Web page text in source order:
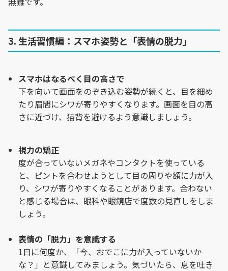
3. 生活習慣編：スマホ姿勢と「表情の脱力」
スマホはなるべく目の高さで
下を向いて画面をのぞき込む姿勢が続くと、目を細め
たり眉間にシワが寄りやすくなります。画面を目の高
さに近づけ、猫背を避けるよう意識しましょう。
視力の矯正
度が合っていないメガネやコンタクトを使っている
と、ピントを合わせようとして目の周りや額に力が入
り、シワが寄りやすくなることがあります。合わない
と感じる場合は、眼科や眼鏡店で度数の見直しをしま
しょう。
表情の「脱力」を意識する
1日に何度か、「今、おでこに力が入っていないか
な？」と意識してみましょう。気づいたら、息を吐き